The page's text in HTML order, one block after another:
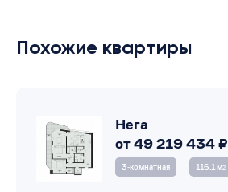
Похожие квартиры
Нега
от 49 219 434 ₽
3‑комнатная 116.1 м2